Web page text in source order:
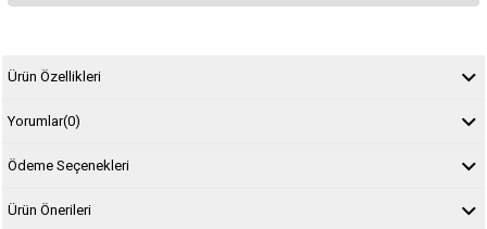
Ürün Özellikleri
Yorumlar(0)
Ödeme Seçenekleri
Ürün Önerileri